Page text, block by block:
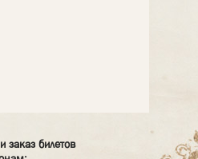
заказ билетов